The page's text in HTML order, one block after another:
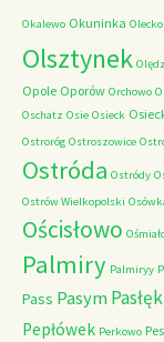
Okalewo Okuninka Olecko
Olsztynek
Opole Oporów Orchowo
Oschatz Osie Osieck
Ostroróg Ostroszowice
Ostróda Ostródy
Ostrów Wielkopolski
Ościsłowo
Palmiry Palmiryy
Pass PasymPasłęk
Pepłówek Perkowo